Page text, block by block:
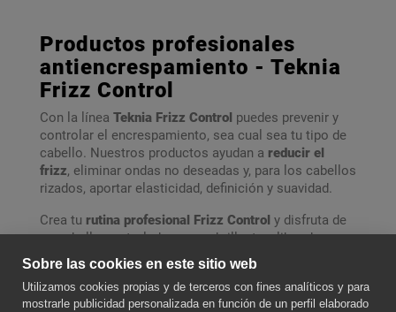
Productos profesionales
antiencrespamiento - Teknia
Frizz Control
Con la línea Teknia Frizz Control puedes prevenir y
controlar el encrespamiento, sea cual sea tu tipo de
cabello. Nuestros productos ayudan a reducir el
frizz, eliminar ondas no deseadas y, para los cabellos
rizados, aportar elasticidad, definición y suavidad.
Crea tu rutina profesional Frizz Control y disfruta de
un cabello controlado, suave, brillante y libre de
encrespamiento.
SOBRE NOSOTROS
Sobre las cookies en este sitio web
Utilizamos cookies propias y de terceros con fines analíticos y para
mostrarle publicidad personalizada en función de un perfil elaborado